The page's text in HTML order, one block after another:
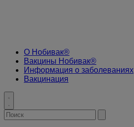
О Нобивак®
Вакцины Нобивак®
Информация о заболеваниях
Вакцинация
Toggle
search
Search
for:
search